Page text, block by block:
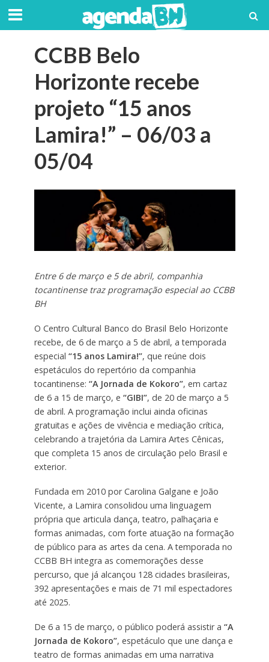
CCBB Belo
Horizonte recebe
projeto “15 anos
Lamira!” – 06/03 a
05/04
Entre 6 de março e 5 de abril, companhia
tocantinense traz programação especial ao CCBB
BH
O Centro Cultural Banco do Brasil Belo Horizonte
recebe, de 6 de março a 5 de abril, a temporada
especial “15 anos Lamira!”, que reúne dois
espetáculos do repertório da companhia
tocantinense: “A Jornada de Kokoro”, em cartaz
de 6 a 15 de março, e “GIBI”, de 20 de março a 5
de abril. A programação inclui ainda oficinas
gratuitas e ações de vivência e mediação crítica,
celebrando a trajetória da Lamira Artes Cênicas,
que completa 15 anos de circulação pelo Brasil e
exterior.
Fundada em 2010 por Carolina Galgane e João
Vicente, a Lamira consolidou uma linguagem
própria que articula dança, teatro, palhaçaria e
formas animadas, com forte atuação na formação
de público para as artes da cena. A temporada no
CCBB BH integra as comemorações desse
percurso, que já alcançou 128 cidades brasileiras,
392 apresentações e mais de 71 mil espectadores
até 2025.
De 6 a 15 de março, o público poderá assistir a “A
Jornada de Kokoro”, espetáculo que une dança e
teatro de formas animadas em uma narrativa